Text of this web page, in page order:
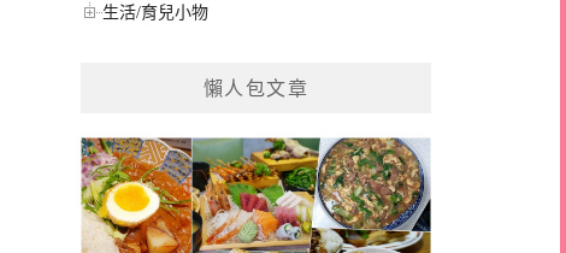
生活/育兒小物
懶人包文章